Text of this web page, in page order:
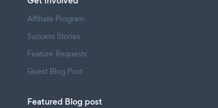
Affiliate Program
Success Stories
Feature Requests
Guest Blog Post
Featured Blog post